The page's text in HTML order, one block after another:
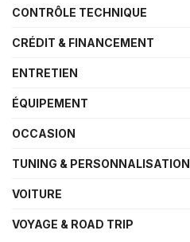
CONTRÔLE TECHNIQUE
CRÉDIT & FINANCEMENT
ENTRETIEN
ÉQUIPEMENT
OCCASION
TUNING & PERSONNALISATION
VOITURE
VOYAGE & ROAD TRIP